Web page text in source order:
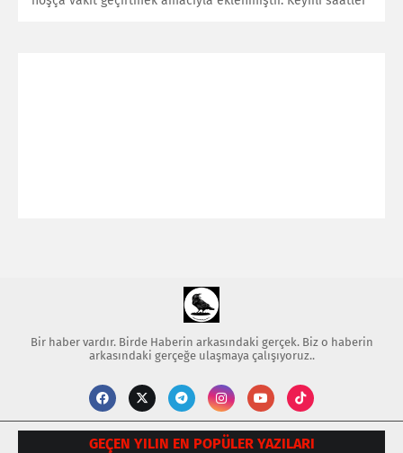
Bir haber vardır. Birde Haberin arkasındaki gerçek. Biz o haberin
arkasındaki gerçeğe ulaşmaya çalışıyoruz..
GEÇEN YILIN EN POPÜLER YAZILARI